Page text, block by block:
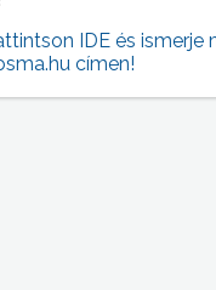
Közel 600
IDE és ismerje
címen!